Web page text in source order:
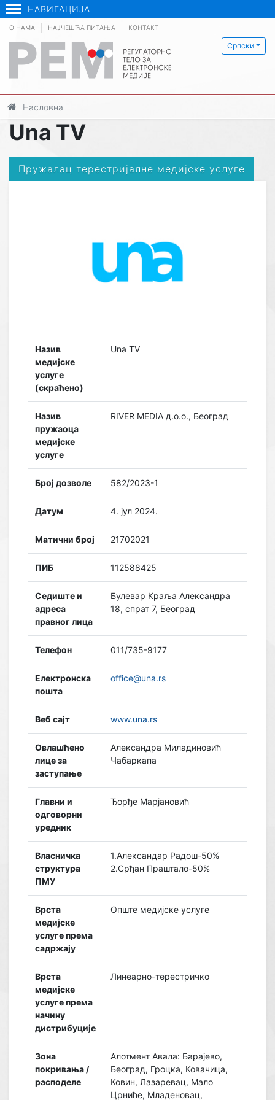
НАВИГАЦИЈА
Српски
О НАМА НАЈЧЕШЋА ПИТАЊА КОНТАКТ
Насловна
Una TV
Пружалац терестријалне медијске услуге
Назив
медијске
услуге
(скраћено)
Una TV
Назив
пружаоца
медијске
услуге
RIVER MEDIA д.о.о., Београд
Број дозволе 582/2023-1
Датум 4. јул 2024.
Матични број 21702021
ПИБ 112588425
Седиште и
адреса
правног лица
Булевар Краља Александра
18, спрат 7, Београд
Телефон 011/735-9177
Електронска
пошта
office@una.rs
Веб сајт www.una.rs
Овлашћено
лице за
заступање
Александра Миладиновић
Чабаркапа
Главни и
одговорни
уредник
Ђорђе Марјановић
Власничка
структура
ПМУ
1.Александар Радош-50%
2.Срђан Праштало-50%
Врста
медијске
услуге према
садржају
Опште медијске услуге
Врста
медијске
услуге према
начину
дистрибуције
Линеарно-терестричко
Зона
покривања /
расподеле
Алотмент Авала: Барајево,
Београд, Гроцка, Ковачица,
Ковин, Лазаревац, Мало
Црниће, Младеновац,